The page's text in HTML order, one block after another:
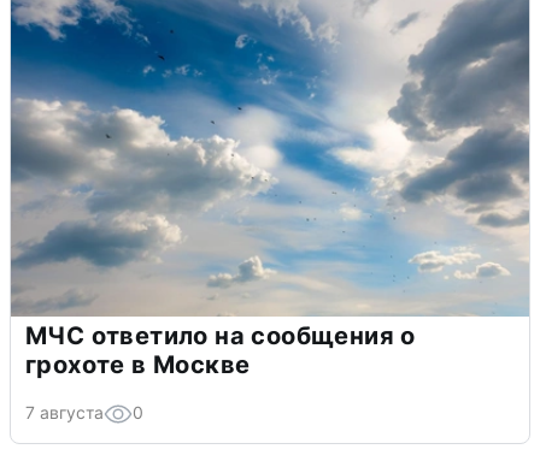
МЧС ответило на сообщения о
грохоте в Москве
7 августа 0